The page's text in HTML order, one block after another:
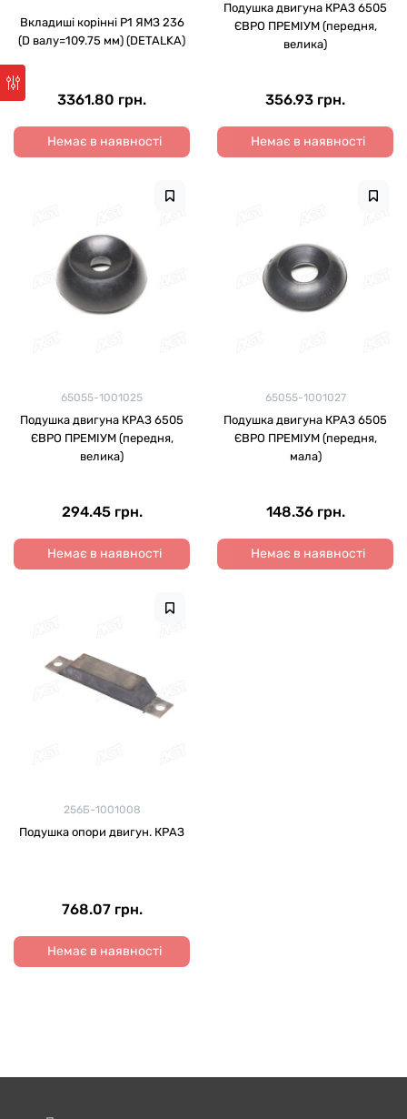
Вкладиші корінні Р1 ЯМЗ 236
(D валу=109.75 мм) (DETALKA)
3361.80 грн.
Немає в наявності
Подушка двигуна КРАЗ 6505
ЄВРО ПРЕМІУМ (передня,
велика)
356.93 грн.
Немає в наявності
65055-1001025
Подушка двигуна КРАЗ 6505
ЄВРО ПРЕМІУМ (передня,
велика)
294.45 грн.
Немає в наявності
65055-1001027
Подушка двигуна КРАЗ 6505
ЄВРО ПРЕМІУМ (передня,
мала)
148.36 грн.
Немає в наявності
256Б-1001008
Подушка опори двигун. КРАЗ
768.07 грн.
Немає в наявності